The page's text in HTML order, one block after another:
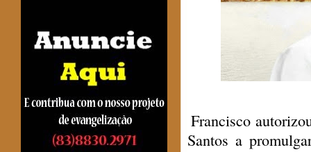
Francisco
Santos a